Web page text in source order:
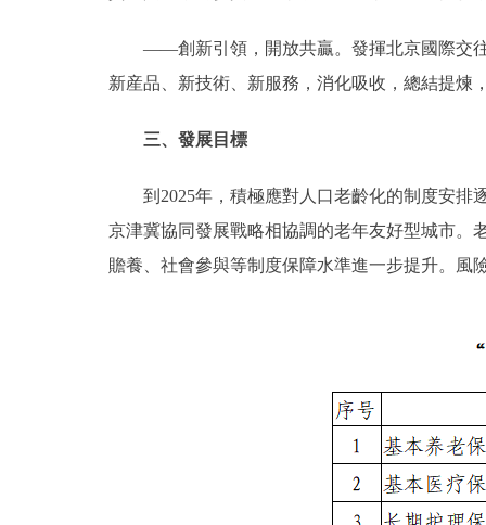
——創新引領，開放共贏。發揮北京國際交往
新産品、新技術、新服務，消化吸收，總結提煉
三、發展目標
到2025年，積極應對人口老齡化的制度安排
京津冀協同發展戰略相協調的老年友好型城市。
贍養、社會參與等制度保障水準進一步提升。風